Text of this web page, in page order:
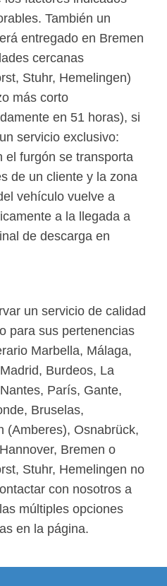
También un
entregado en Bremen
cercanas
Stuhr, Hemelingen)
más corto
en 51 horas), si
servicio exclusivo:
el furgón se transporta
de un cliente y la zona
vehículo vuelve a
a la llegada a
de descarga en
un servicio de calidad
para sus pertenencias
Marbella, Málaga,
Burdeos, La
París, Gante,
Bruselas,
(Amberes), Osnabrück,
Bremen o
Stuhr, Hemelingen no
con nosotros a
múltiples opciones
en la página.